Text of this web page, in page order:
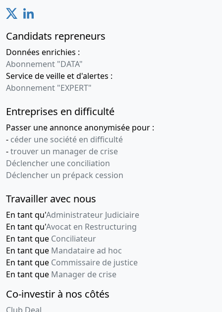
Candidats repreneurs
Données enrichies :
Abonnement "DATA"
Service de veille et d'alertes :
Abonnement "EXPERT"
Entreprises en difficulté
Passer une annonce anonymisée pour :
- céder une société en difficulté
-trouver un manager de crise
Déclencher une conciliation
Déclencher un prépack cession
Travailler avec nous
En tant qu'Administrateur Judiciaire
En tant qu'Avocat en Restructuring
En tant que Conciliateur
En tant que Mandataire ad hoc
En tant que Commissaire de justice
En tant que Manager de crise
Co-investir à nos côtés